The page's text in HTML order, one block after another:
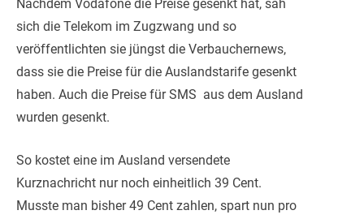
Nachdem Vodafone die Preise gesenkt hat, sah
sich die Telekom im Zugzwang und so
veröffentlichten sie jüngst die Verbauchernews,
dass sie die Preise für die Auslandstarife gesenkt
haben. Auch die Preise für SMS aus dem Ausland
wurden gesenkt.
So kostet eine im Ausland versendete
Kurznachricht nur noch einheitlich 39 Cent.
Musste man bisher 49 Cent zahlen, spart nun pro